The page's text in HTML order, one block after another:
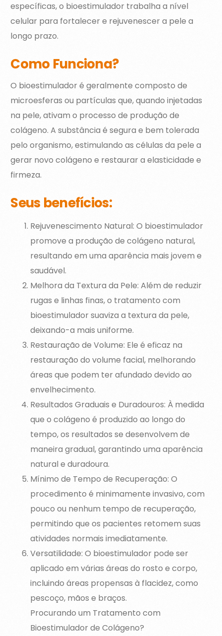
específicas, o bioestimulador trabalha a nível
celular para fortalecer e rejuvenescer a pele a
longo prazo.
Como Funciona?
O bioestimulador é geralmente composto de
microesferas ou partículas que, quando injetadas
na pele, ativam o processo de produção de
colágeno. A substância é segura e bem tolerada
pelo organismo, estimulando as células da pele a
gerar novo colágeno e restaurar a elasticidade e
firmeza.
Seus benefícios:
Rejuvenescimento Natural: O bioestimulador
promove a produção de colágeno natural,
resultando em uma aparência mais jovem e
saudável.
Melhora da Textura da Pele: Além de reduzir
rugas e linhas finas, o tratamento com
bioestimulador suaviza a textura da pele,
deixando-a mais uniforme.
Restauração de Volume: Ele é eficaz na
restauração do volume facial, melhorando
áreas que podem ter afundado devido ao
envelhecimento.
Resultados Graduais e Duradouros: À medida
que o colágeno é produzido ao longo do
tempo, os resultados se desenvolvem de
maneira gradual, garantindo uma aparência
natural e duradoura.
Mínimo de Tempo de Recuperação: O
procedimento é minimamente invasivo, com
pouco ou nenhum tempo de recuperação,
permitindo que os pacientes retomem suas
atividades normais imediatamente.
Versatilidade: O bioestimulador pode ser
aplicado em várias áreas do rosto e corpo,
incluindo áreas propensas à flacidez, como
pescoço, mãos e braços.
Procurando um Tratamento com
Bioestimulador de Colágeno?